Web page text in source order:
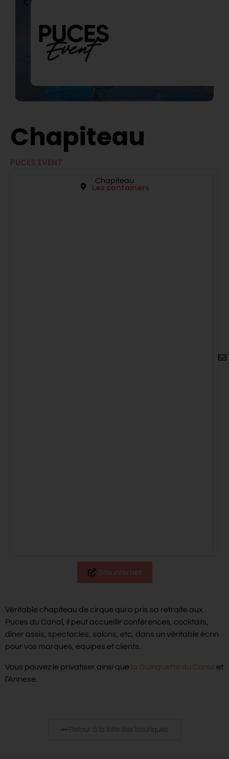
Chapiteau
PUCES EVENT
Chapiteau
Les containers
Site internet
Véritable chapiteau de cirque qui a pris sa retraite aux
Puces du Canal, il peut accueillir conférences, cocktails,
dîner assis, spectacles, salons, etc, dans un véritable écrin
pour vos marques, équipes et clients.
Vous pouvez le privatiser ainsi que la Guinguette du Canal et
l’Annexe.
Retour à la liste des boutiques